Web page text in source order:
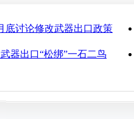
底讨论修改武器出口政策
器出口“松绑”一石二鸟